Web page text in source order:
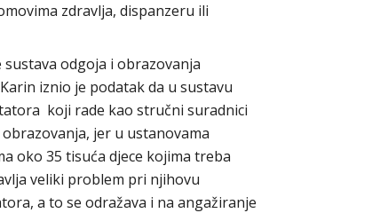
zdravlja, dispanzeru ili
odgoja i obrazovanja
iznio je podatak da u sustavu
koji rade kao stručni suradnici
jer u ustanovama
oko 35 tisuća djece kojima treba
veliki problem pri njihovu
a to se odražava i na angažiranje